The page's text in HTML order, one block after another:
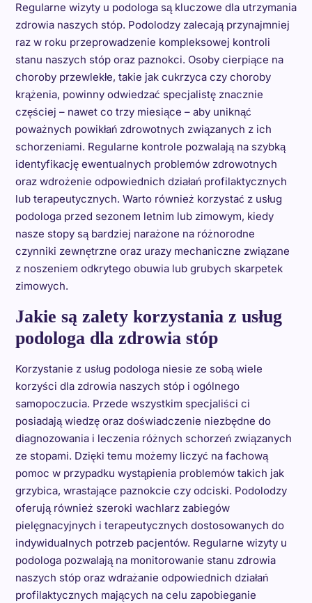
Regularne wizyty u podologa są kluczowe dla utrzymania
zdrowia naszych stóp. Podolodzy zalecają przynajmniej
raz w roku przeprowadzenie kompleksowej kontroli
stanu naszych stóp oraz paznokci. Osoby cierpiące na
choroby przewlekłe, takie jak cukrzyca czy choroby
krążenia, powinny odwiedzać specjalistę znacznie
częściej – nawet co trzy miesiące – aby uniknąć
poważnych powikłań zdrowotnych związanych z ich
schorzeniami. Regularne kontrole pozwalają na szybką
identyfikację ewentualnych problemów zdrowotnych
oraz wdrożenie odpowiednich działań profilaktycznych
lub terapeutycznych. Warto również korzystać z usług
podologa przed sezonem letnim lub zimowym, kiedy
nasze stopy są bardziej narażone na różnorodne
czynniki zewnętrzne oraz urazy mechaniczne związane
z noszeniem odkrytego obuwia lub grubych skarpetek
zimowych.
Jakie są zalety korzystania z usług
podologa dla zdrowia stóp
Korzystanie z usług podologa niesie ze sobą wiele
korzyści dla zdrowia naszych stóp i ogólnego
samopoczucia. Przede wszystkim specjaliści ci
posiadają wiedzę oraz doświadczenie niezbędne do
diagnozowania i leczenia różnych schorzeń związanych
ze stopami. Dzięki temu możemy liczyć na fachową
pomoc w przypadku wystąpienia problemów takich jak
grzybica, wrastające paznokcie czy odciski. Podolodzy
oferują również szeroki wachlarz zabiegów
pielęgnacyjnych i terapeutycznych dostosowanych do
indywidualnych potrzeb pacjentów. Regularne wizyty u
podologa pozwalają na monitorowanie stanu zdrowia
naszych stóp oraz wdrażanie odpowiednich działań
profilaktycznych mających na celu zapobieganie